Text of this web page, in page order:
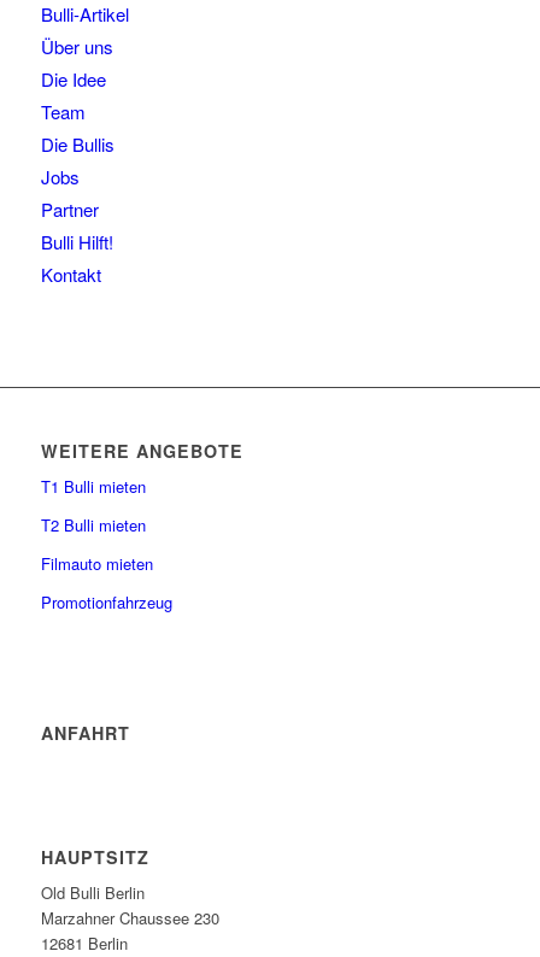
Bulli-Artikel
Über uns
Die Idee
Team
Die Bullis
Jobs
Partner
Bulli Hilft!
Kontakt
WEITERE ANGEBOTE
T1 Bulli mieten
T2 Bulli mieten
Filmauto mieten
Promotionfahrzeug
ANFAHRT
HAUPTSITZ
Old Bulli Berlin
Marzahner Chaussee 230
12681 Berlin